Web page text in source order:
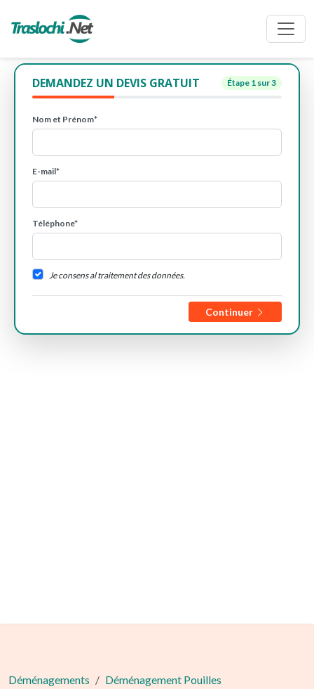
DEMANDEZ UN DEVIS GRATUIT Étape 1 sur 3
Nom et Prénom*
E-mail*
Téléphone*
Je consens al traitement des données.
Continuer
Déménagements
Déménagement Pouilles